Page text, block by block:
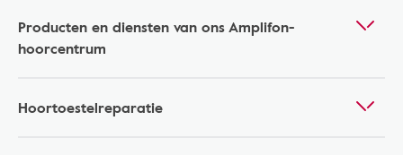
Producten en diensten van ons Amplifon-
hoorcentrum
Hoortoestelreparatie